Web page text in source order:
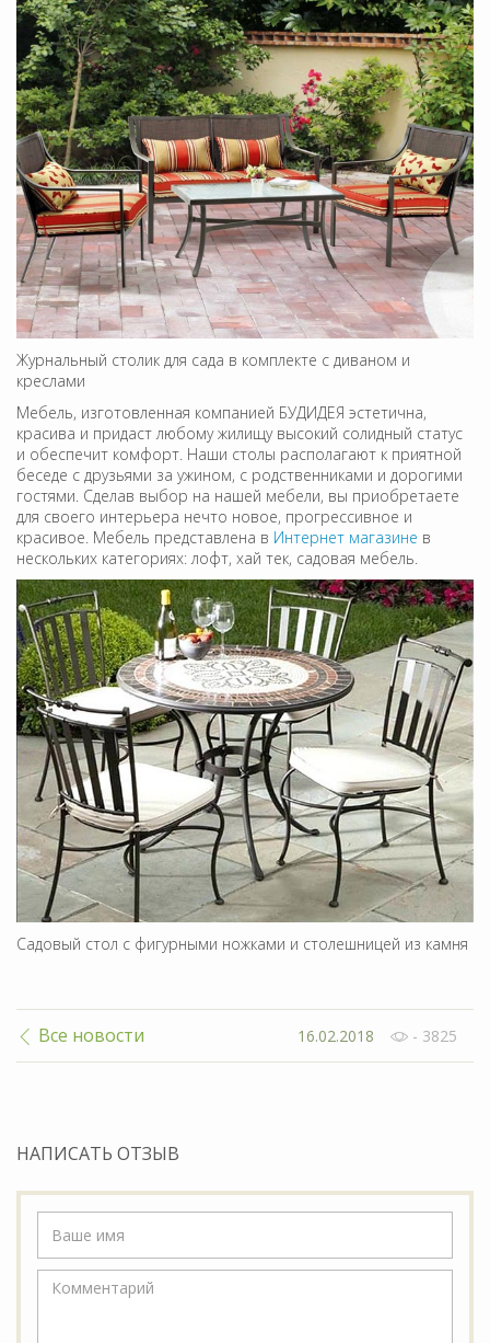
Журнальный столик для сада в комплекте с диваном и
креслами
Мебель, изготовленная компанией БУДИДЕЯ эстетична,
красива и придаст любому жилищу высокий солидный статус
и обеспечит комфорт. Наши столы располагают к приятной
беседе с друзьями за ужином, с родственниками и дорогими
гостями. Сделав выбор на нашей мебели, вы приобретаете
для своего интерьера нечто новое, прогрессивное и
красивое. Мебель представлена в Интернет магазине в
нескольких категориях: лофт, хай тек, садовая мебель.
Садовый стол с фигурными ножками и столешницей из камня
Все новости 16.02.2018 - 3825
НАПИСАТЬ ОТЗЫВ